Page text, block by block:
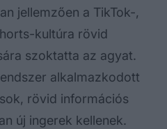
jellemzően a TikTok-,
kultúra rövid
szoktatta az agyat.
alkalmazkodott
rövid információs
új ingerek kellenek.